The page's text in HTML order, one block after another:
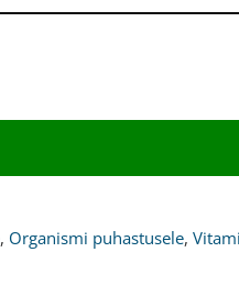
, Organismi puhastusele,